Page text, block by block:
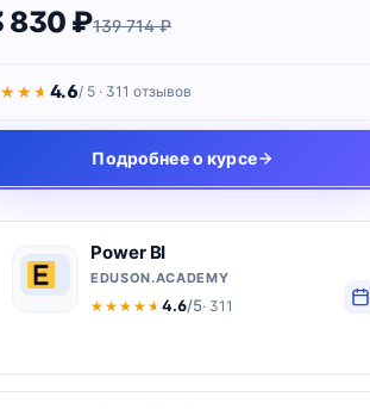
830 ₽139 714 ₽
4.6/ 5 · 311 отзывов
Подробнее о курсе
Power BI
EDUSON.ACADEMY
★★★★★
★★★★★ 4.6/5· 311